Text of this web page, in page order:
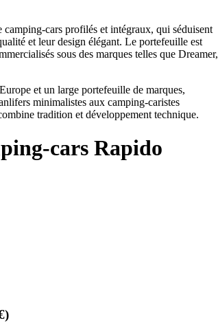
cars profilés et intégraux, qui séduisent
et leur design élégant. Le portefeuille est
sous des marques telles que Dreamer,
et un large portefeuille de marques,
minimalistes aux camping-caristes
tradition et développement technique.
cars Rapido